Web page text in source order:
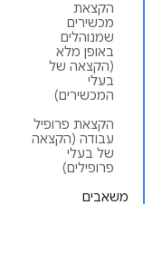
הקצאת
מכשירים
שמנוהלים
באופן מלא
(הקצאה של
בעלי
המכשירים)
הקצאת פרופיל
עבודה (הקצאה
של בעלי
פרופילים)
משאבים